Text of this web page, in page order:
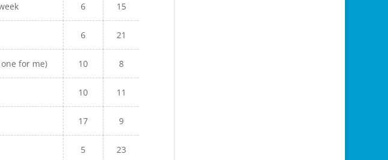
6 15
6 21
for me) 10 8
10 11
17 9
5 23